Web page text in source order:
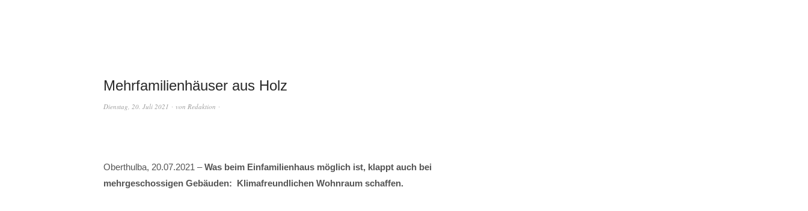
Mehrfamilienhäuser aus Holz
Dienstag, 20. Juli 2021 von Redaktion
Oberthulba, 20.07.2021 –Was beim Einfamilienhaus möglich ist, klappt auch bei
mehrgeschossigen Gebäuden: Klimafreundlichen Wohnraum schaffen.